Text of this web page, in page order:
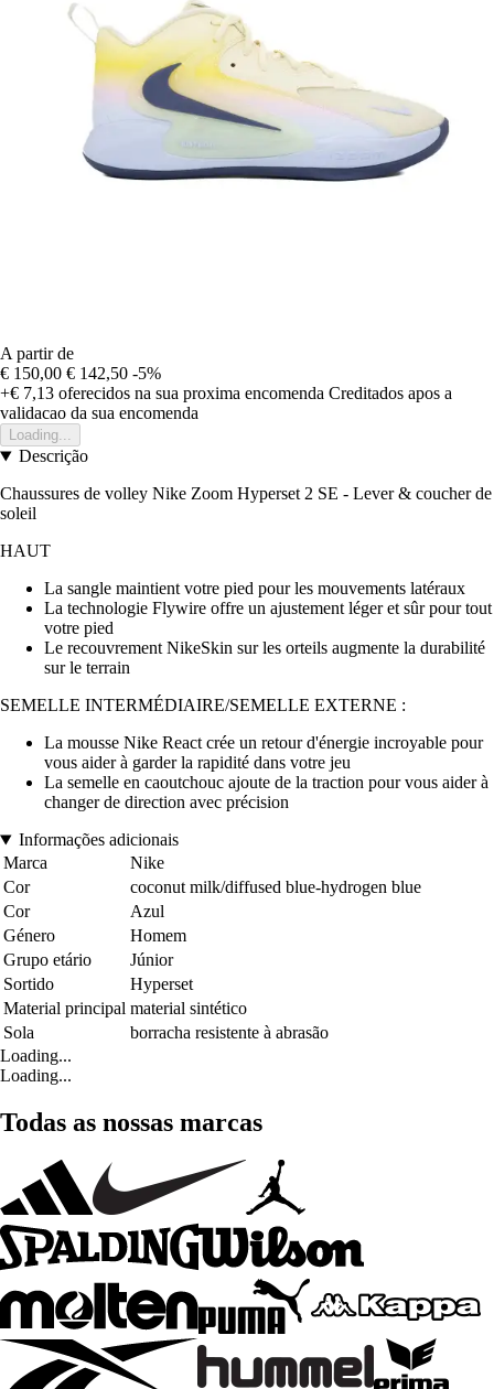
A partir de
€ 150,00 € 142,50 -5%
+€ 7,13 oferecidos na sua proxima encomenda Creditados apos a
validacao da sua encomenda
Loading...
Descrição
Chaussures de volley Nike Zoom Hyperset 2 SE - Lever & coucher de
soleil
HAUT
La sangle maintient votre pied pour les mouvements latéraux
La technologie Flywire offre un ajustement léger et sûr pour tout
votre pied
Le recouvrement NikeSkin sur les orteils augmente la durabilité
sur le terrain
SEMELLE INTERMÉDIAIRE/SEMELLE EXTERNE :
La mousse Nike React crée un retour d'énergie incroyable pour
vous aider à garder la rapidité dans votre jeu
La semelle en caoutchouc ajoute de la traction pour vous aider à
changer de direction avec précision
Informações adicionais
Marca
Nike
Cor
coconut milk/diffused blue-hydrogen blue
Cor
Azul
Género
Homem
Grupo etário
Júnior
Sortido
Hyperset
Material principal material sintético
Sola
borracha resistente à abrasão
Loading...
Loading...
Todas as nossas marcas